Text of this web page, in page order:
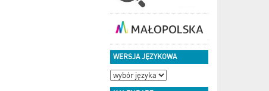
WERSJA JĘZYKOWA